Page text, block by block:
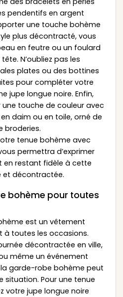
pendentifs en argent
une touche bohème
plus décontracté, vous
en feutre ou un foulard
N’oubliez pas les
plates ou des bottines
pour compléter votre
jupe longue noire. Enfin,
une touche de couleur avec
daim ou en toile, orné de
broderies.
tenue bohème avec
permettra d’exprimer
en restant fidèle à cette
et décontractée.
bohème pour toutes
est un vêtement
à toutes les occasions.
décontractée en ville,
même un événement
garde-robe bohème peut
Pour une tenue
votre jupe longue noire